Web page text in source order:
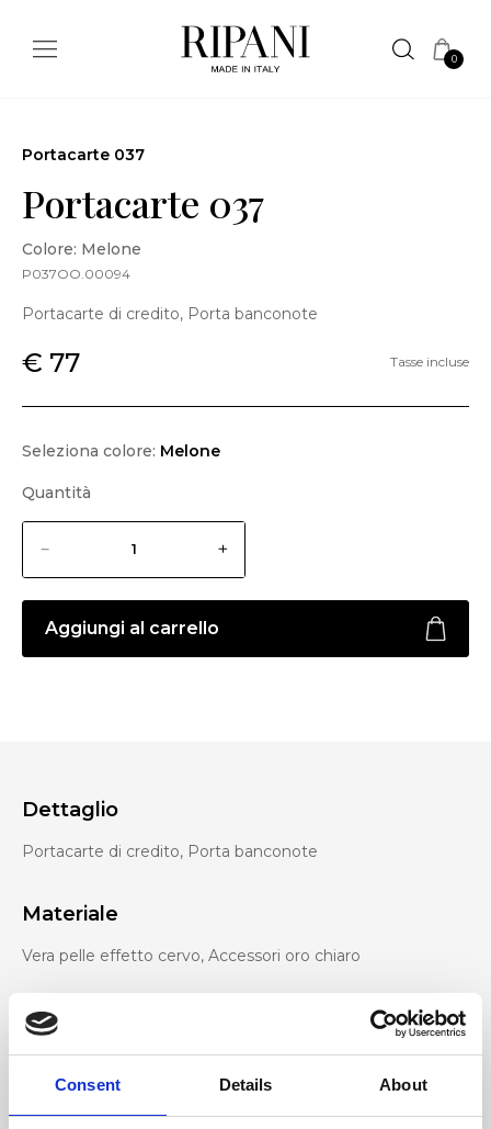
Consent Details About
0
Portacarte 037
Portacarte 037
Colore: Melone
P037OO.00094
Portacarte di credito, Porta banconote
€ 77 Tasse incluse
Seleziona colore: Melone
Quantità
Aggiungi al carrello
Dettaglio
Portacarte di credito, Porta banconote
Materiale
Vera pelle effetto cervo, Accessori oro chiaro
Dimensione
9 x 10,5 x 2 cm (l x a x p)